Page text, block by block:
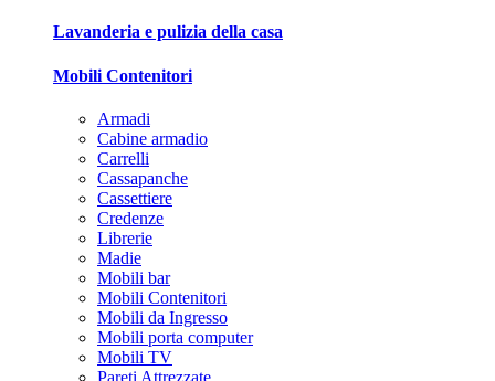
Lavanderia e pulizia della casa
Mobili Contenitori
Armadi
Cabine armadio
Carrelli
Cassapanche
Cassettiere
Credenze
Librerie
Madie
Mobili bar
Mobili Contenitori
Mobili da Ingresso
Mobili porta computer
Mobili TV
Pareti Attrezzate